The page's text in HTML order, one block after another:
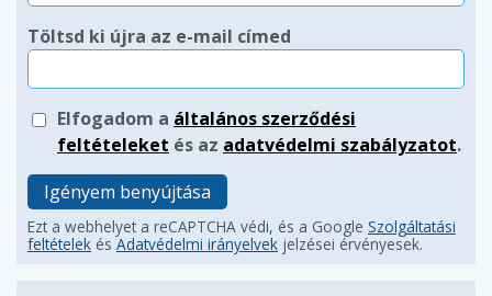
Töltsd ki újra az e-mail címed
Elfogadom a általános szerződési
feltételeket és az adatvédelmi szabályzatot.
Igényem benyújtása
Ezt a webhelyet a reCAPTCHA védi, és a Google Szolgáltatási
feltételek ésAdatvédelmi irányelvek jelzései érvényesek.